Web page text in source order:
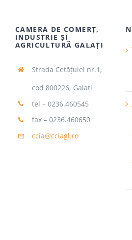
CAMERA DE COMERŢ,
INDUSTRIE ŞI
AGRICULTURĂ GALAŢI
Strada Cetăţuiei nr.1,
cod 800226, Galaţi
tel – 0236.460545
fax – 0236.460650
ccia@cciagl.ro